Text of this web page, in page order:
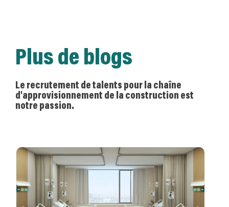
Plus de blogs
Le recrutement de talents pour la chaîne
d'approvisionnement de la construction est
notre passion.